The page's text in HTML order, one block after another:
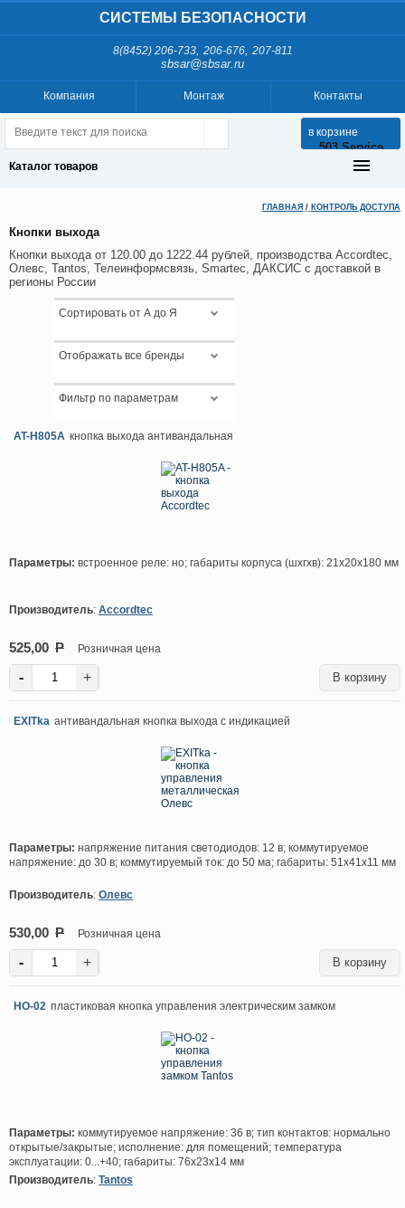
СИСТЕМЫ БЕЗОПАСНОСТИ
8(8452) 206-733, 206-676, 207-811
sbsar@sbsar.ru
Контакты
Монтаж
Компания
в корзине
503 Service
Temporarily
Unavailable
nginx-
Каталог товаров
ГЛАВНАЯ / КОНТРОЛЬ ДОСТУПА
Кнопки выхода
Кнопки выхода от 120.00 до 1222.44 рублей, производства Accordtec,
Олевс, Tantos, Телеинформсвязь, Smartec, ДАКСИС с доставкой в
регионы России
Сортировать от А до Я
Отображать все бренды
Фильтр по параметрам
AT-H805A кнопка выхода антивандальная
Параметры: встроенное реле: но; габариты корпуса (шхгхв): 21х20х180 мм
Производитель: Accordtec
525,00 P Розничная цена
- +
EXITka антивандальная кнопка выхода с индикацией
Параметры: напряжение питания светодиодов: 12 в; коммутируемое
напряжение: до 30 в; коммутируемый ток: до 50 ма; габариты: 51х41х11 мм
Производитель: Олевс
530,00 P Розничная цена
- +
HO-02 пластиковая кнопка управления электрическим замком
Параметры: коммутируемое напряжение: 36 в; тип контактов: нормально
открытые/закрытые; исполнение: для помещений; температура
эксплуатации: 0...+40; габариты: 76х23х14 мм
Производитель: Tantos